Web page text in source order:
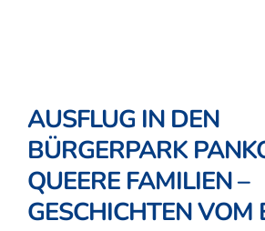
AUSFLUG IN DEN
BÜRGERPARK
QUEERE FAMILIEN –
GESCHICHTEN VOM